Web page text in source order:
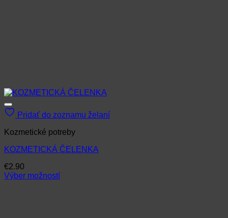
Pridať do zoznamu želaní
Kozmetické potreby
KOZMETICKÁ ČELENKA
€2.90
Výber možností